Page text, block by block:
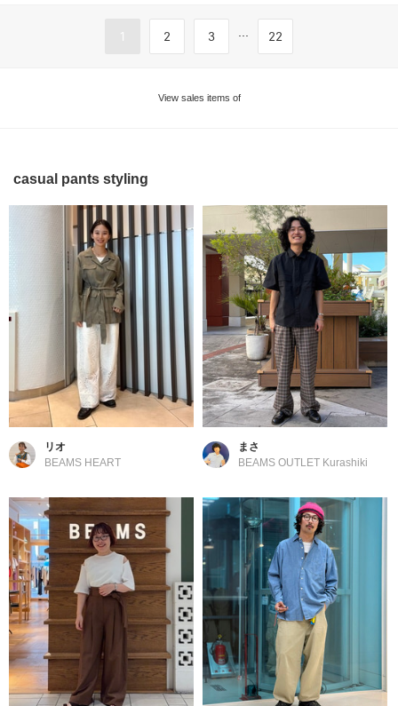
1 2 3 ... 22
View sales items of
casual pants styling
リオ
BEAMS HEART
まさ
BEAMS OUTLET Kurashiki